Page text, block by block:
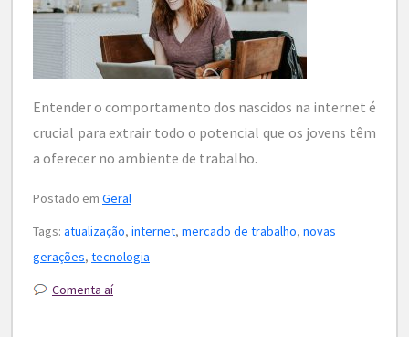
Entender o comportamento dos nascidos na internet é
crucial para extrair todo o potencial que os jovens têm
a oferecer no ambiente de trabalho.
Postado em Geral
Tags: atualização, internet, mercado de trabalho, novas
gerações, tecnologia
Comenta aí